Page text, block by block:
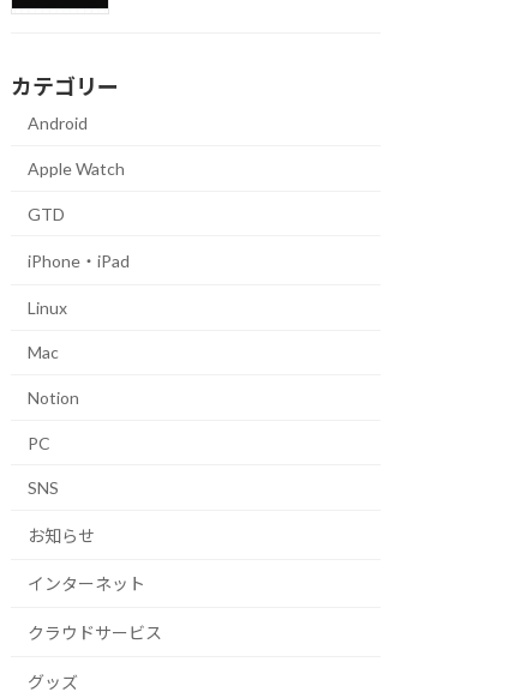
カテゴリー
Android
Apple Watch
GTD
iPhone・iPad
Linux
Mac
Notion
PC
SNS
お知らせ
インターネット
クラウドサービス
グッズ